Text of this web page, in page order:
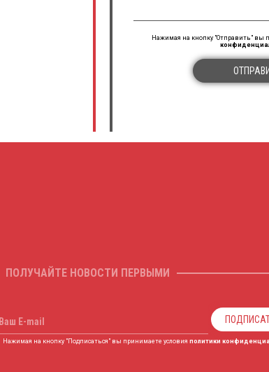
Нажимая на кнопку "Отправить" вы
ПОЛУЧАЙТЕ НОВОСТИ ПЕРВЫМИ
Ваш E-mail
Нажимая на кнопку "Подписаться" вы принимаете условия политики